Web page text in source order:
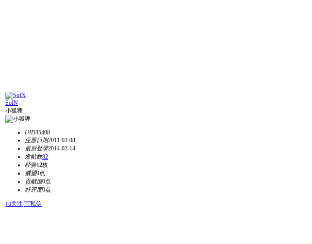
SoIN
小狐狸
UID35408
注册日期2011-03-08
最后登录2014-02-14
发帖数82
经验12枚
威望0点
贡献值0点
好评度0点
加关注 写私信